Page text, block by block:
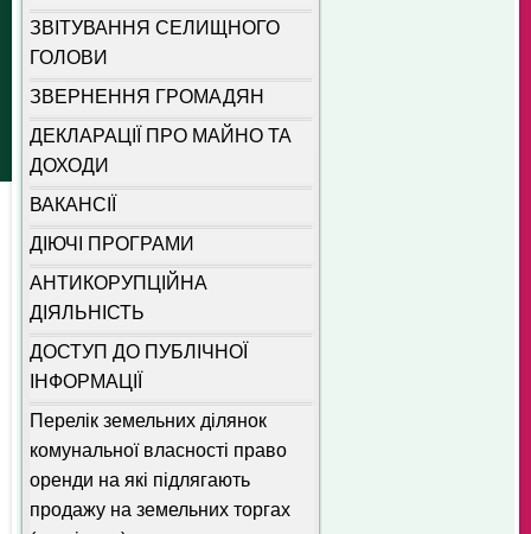
ЗВІТУВАННЯ СЕЛИЩНОГО
ГОЛОВИ
ЗВЕРНЕННЯ ГРОМАДЯН
ДЕКЛАРАЦІЇ ПРО МАЙНО ТА
ДОХОДИ
ВАКАНСІЇ
ДІЮЧІ ПРОГРАМИ
АНТИКОРУПЦІЙНА
ДІЯЛЬНІСТЬ
ДОСТУП ДО ПУБЛІЧНОЇ
ІНФОРМАЦІЇ
Перелік земельних ділянок
комунальної власності право
оренди на які підлягають
продажу на земельних торгах